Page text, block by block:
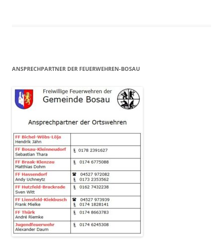
ANSPRECHPARTNER DER FEUERWEHREN-BOSAU